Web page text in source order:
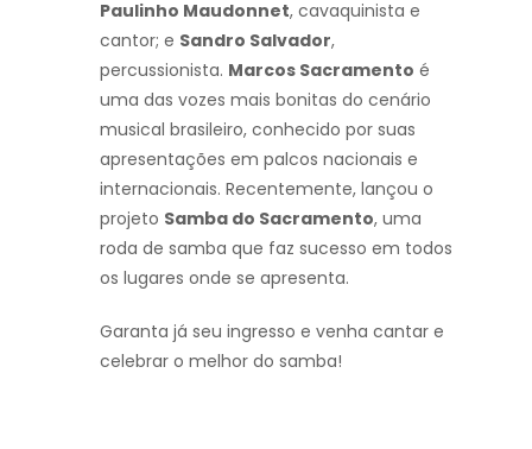
Paulinho Maudonnet, cavaquinista e
cantor; e Sandro Salvador,
percussionista. Marcos Sacramento é
uma das vozes mais bonitas do cenário
musical brasileiro, conhecido por suas
apresentações em palcos nacionais e
internacionais. Recentemente, lançou o
projeto Samba do Sacramento, uma
roda de samba que faz sucesso em todos
os lugares onde se apresenta.
Garanta já seu ingresso e venha cantar e
celebrar o melhor do samba!